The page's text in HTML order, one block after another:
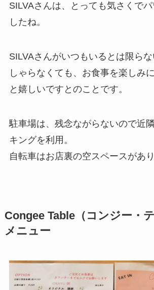
SILVAさんは、とっても気さくで
したね。
SILVAさんがいつもいるとは限ら
しゃらなくても、お食事を楽しみ
と嬉しいですとのことです。
駐車場は、残念ながらないので近
キングを利用。
自転車はお店裏の空スペースがあり
Congee Table（コンジー・
メニュー